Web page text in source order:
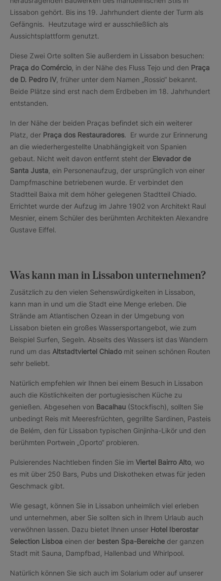
Lissabon gehört. Bis ins 19. Jahrhundert diente der Turm als
Gefängnis. Heutzutage wird er ausschließlich als
Aussichtsplattform genutzt.
Diese Zwei Orte sollten Sie außerdem in Lissabon besuchen:
Praça do Comércio , in der Nähe des Fluss Tejo und den Praça
de D. Pedro IV, früher unter dem Namen „Rossio“ bekannt.
Beide Plätze sind erst nach dem Erdbeben im 18. Jahrhundert
entstanden.
In der Nähe der beiden Praças befindet sich ein weiterer
Platz, der Praça dos Restauradores. Er wurde zur Erinnerung
an die wiederhergestellte Unabhängigkeit von Spanien
gebaut. Nicht weit davon entfernt steht der Elevador de
Santa Justa , ein Personenaufzug, der ursprünglich von einer
Dampfmaschine betriebenen wurde. Er verbindet den
Stadtteil Baixa mit dem höher gelegenen Stadtteil Chiado.
Errichtet wurde der Aufzug im Jahre 1902 von Architekt Raul
Mesnier, einem Schüler des berühmten Architekten Alexandre
Gustave Eiffel.
Was kann man in Lissabon unternehmen?
Zusätzlich zu den vielen Sehenswürdigkeiten in Lissabon,
kann man in und um die Stadt eine Menge erleben. Die
Strände am Atlantischen Ozean in der Umgebung von
Lissabon bieten ein großes Wassersportangebot, wie zum
Beispiel Surfen, Segeln. Abseits des Wassers ist das Wandern
rund um das Altstadtviertel Chiado mit seinen schönen Routen
sehr beliebt.
Natürlich empfehlen wir Ihnen bei einem Besuch in Lissabon
auch die Köstlichkeiten der portugiesischen Küche zu
genießen. Abgesehen von Bacalhau (Stockfisch), sollten Sie
unbedingt Reis mit Meeresfrüchten, gegrillte Sardinen, Pasteis
de Belém, den für Lissabon typischen Ginjinha-Likör und den
berühmten Portwein „Oporto“ probieren.
Pulsierendes Nachtleben finden Sie im Viertel Bairro Alto , wo
es mit über 250 Bars, Pubs und Diskotheken etwas für jeden
Geschmack gibt.
Wie gesagt, können Sie in Lissabon unheimlich viel erleben
und unternehmen, aber Sie sollten sich in Ihrem Urlaub auch
verwöhnen lassen. Dazu bietet Ihnen unser Hotel Iberostar
Selection Lisboa einen der besten Spa-Bereiche der ganzen
Stadt mit Sauna, Dampfbad, Hallenbad und Whirlpool.
Natürlich können Sie sich auch im Solarium oder auf unserer